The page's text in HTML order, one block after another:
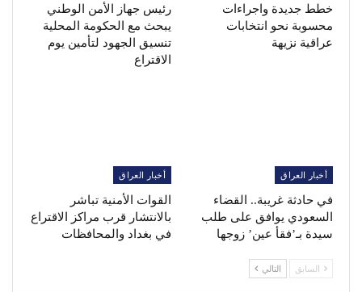
خطط جديدة واجراءات
محسوبة نحو انتخابات
عراقية نزيهة
رئيس جهاز الأمن الوطني
يبحث مع الحكومة المحلية
تنسيق الجهود لتأمين يوم
الاقتراع
أخبار العراق
في حادثة غريبة.. القضاء
السعودي يوافق على طلب
سيدة بـ’فقأ عين’ زوجها
أخبار العراق
القوات الأمنية تباشر
بالانتشار قرب مراكز الاقتراع
في بغداد والمحافظات
السابق التالي